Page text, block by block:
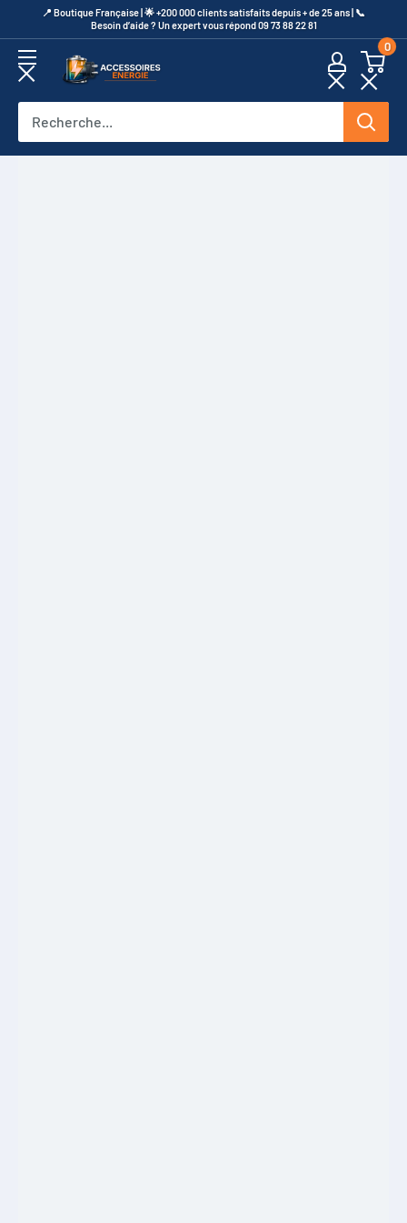
au
contenu
​📍​ Boutique Française | 🌟 +200 000 clients satisfaits depuis + de 25 ans | 📞​
Besoin d’aide ? Un expert vous répond 09 73 88 22 81
Accessoires
0